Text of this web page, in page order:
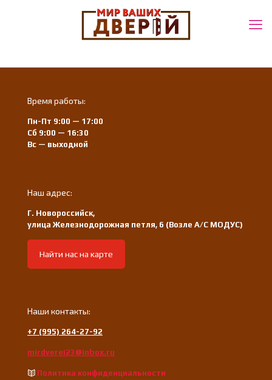
Время работы:
Пн-Пт 9:00 — 17:00
Сб 9:00 — 16:30
Вс — выходной
Наш адрес:
Г. Новороссийск,
улица Железнодорожная петля, 6 (Возле А/С МОДУС)
Найти нас на карте
Наши контакты:
+7 (995) 264-27-92
mirdverei23@inbox.ru
Политика конфиденциальности